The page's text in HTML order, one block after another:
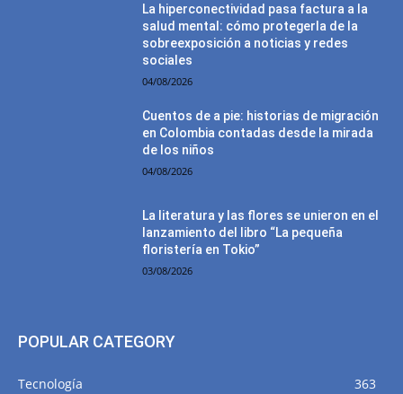
La hiperconectividad pasa factura a la
salud mental: cómo protegerla de la
sobreexposición a noticias y redes
sociales
04/08/2026
Cuentos de a pie: historias de migración
en Colombia contadas desde la mirada
de los niños
04/08/2026
La literatura y las flores se unieron en el
lanzamiento del libro “La pequeña
floristería en Tokio”
03/08/2026
POPULAR CATEGORY
Tecnología
363